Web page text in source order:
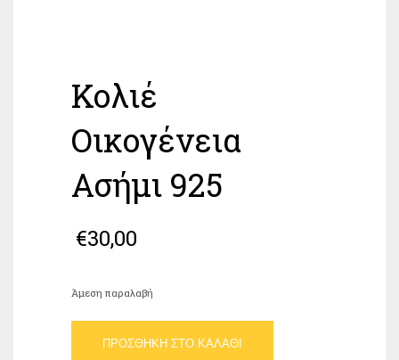
Κολιέ
Οικογένεια
Ασήμι 925
€30,00
Άμεση παραλαβή
ΟικογένειαΠΡΟΣΘΉΚΗ ΣΤΟ ΚΑΛΆΘΙ